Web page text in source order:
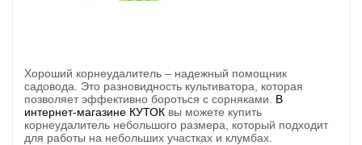
Хороший корнеудалитель – надежный помощник
садовода. Это разновидность культиватора, которая
позволяет эффективно бороться с сорняками. В
интернет-магазине КУТОК вы можете купить
корнеудалитель небольшого размера, который подходит
для работы на небольших участках и клумбах.